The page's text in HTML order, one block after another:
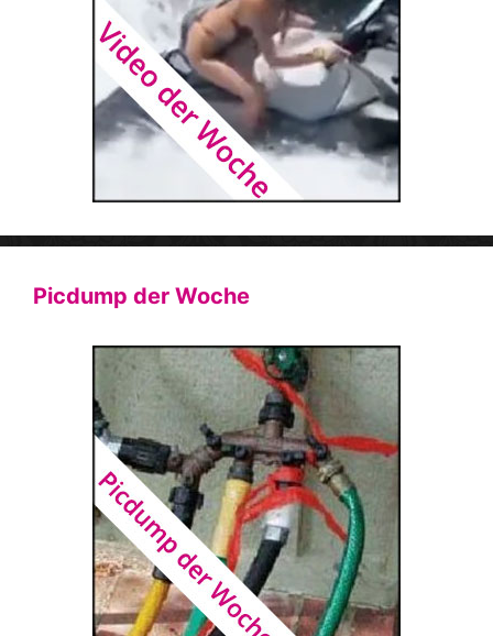
Picdump der Woche